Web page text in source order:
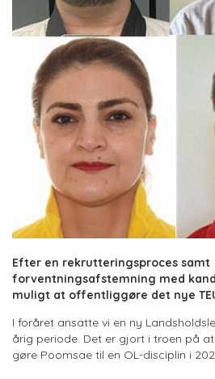
Efter en rekrutteringsproces samt
forventningsafstemning med
muligt at offentliggøre det nye
I foråret ansatte vi en ny
årig periode. Det er gjort i troen på
gøre Poomsae til en OL-disciplin i